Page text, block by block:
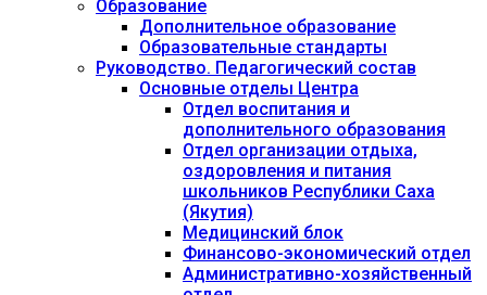
Образование
Дополнительное образование
Образовательные стандарты
Руководство. Педагогический состав
Основные отделы Центра
Отдел воспитания и
дополнительного образования
Отдел организации отдыха,
оздоровления и питания
школьников Республики Саха
(Якутия)
Медицинский блок
Финансово-экономический отдел
Административно-хозяйственный